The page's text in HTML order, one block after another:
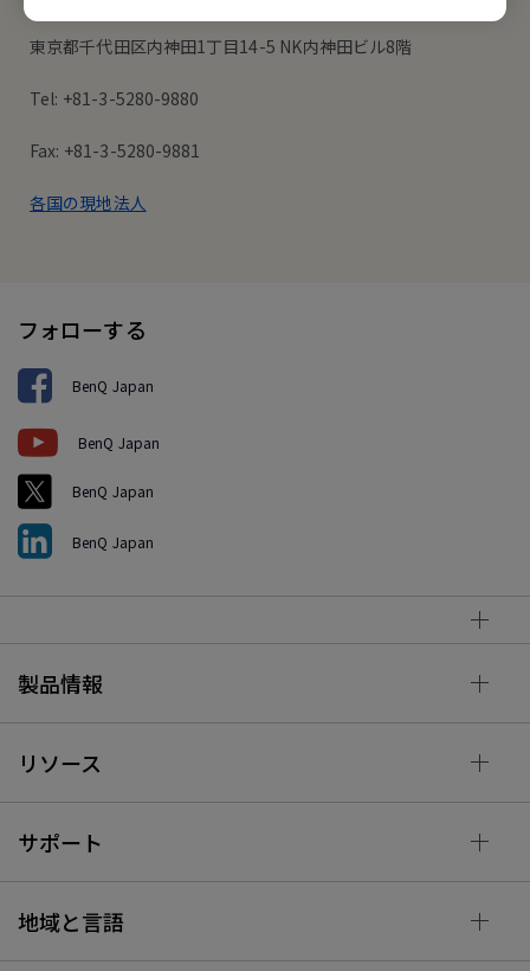
東京都千代田区内神田1丁目14-5 NK内神田ビル8階
Tel: +81-3-5280-9880
Fax: +81-3-5280-9881
各国の現地法人
フォローする
BenQ Japan
BenQ Japan
BenQ Japan
BenQ Japan
製品情報
リソース
サポート
地域と言語